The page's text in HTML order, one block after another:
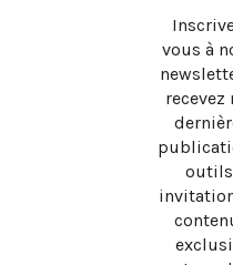
vous à
recevez